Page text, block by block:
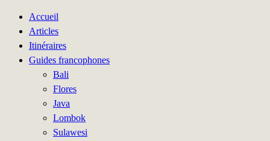
Accueil
Articles
Itinéraires
Guides francophones
Bali
Flores
Java
Lombok
Sulawesi